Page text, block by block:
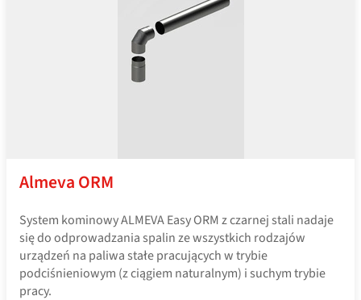
Almeva ORM
System kominowy ALMEVA Easy ORM z czarnej stali nadaje
się do odprowadzania spalin ze wszystkich rodzajów
urządzeń na paliwa stałe pracujących w trybie
podciśnieniowym (z ciągiem naturalnym) i suchym trybie
pracy.